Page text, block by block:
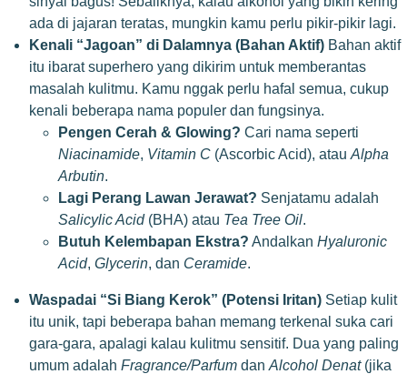
ada di jajaran teratas, mungkin kamu perlu pikir-pikir lagi.
Kenali “Jagoan” di Dalamnya (Bahan Aktif) Bahan aktif
itu ibarat superhero yang dikirim untuk memberantas
masalah kulitmu. Kamu nggak perlu hafal semua, cukup
kenali beberapa nama populer dan fungsinya.
Pengen Cerah & Glowing? Cari nama seperti
Niacinamide, Vitamin C (Ascorbic Acid), atau Alpha
Arbutin.
Lagi Perang Lawan Jerawat? Senjatamu adalah
Salicylic Acid(BHA) atau Tea Tree Oil.
Butuh Kelembapan Ekstra? Andalkan Hyaluronic
Acid, Glycerin, dan Ceramide.
Waspadai “Si Biang Kerok” (Potensi Iritan) Setiap kulit
itu unik, tapi beberapa bahan memang terkenal suka cari
gara-gara, apalagi kalau kulitmu sensitif. Dua yang paling
umum adalah Fragrance/Parfum dan Alcohol Denat(jika